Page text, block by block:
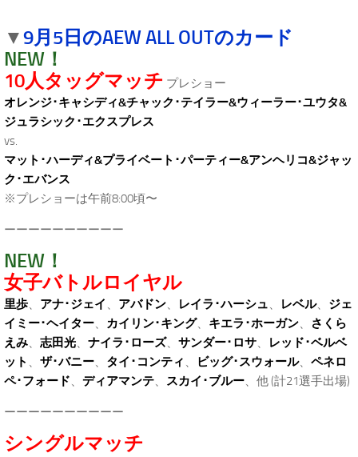
▼9月5日のAEW ALL OUTのカード
NEW！
10人タッグマッチ プレショー
オレンジ･キャシディ&チャック･テイラー&ウィーラー･ユウタ&
ジュラシック･エクスプレス
vs.
マット･ハーディ&プライベート･パーティー&アンヘリコ&ジャッ
ク･エバンス
※プレショーは午前8:00頃〜
ーーーーーーーーーー
NEW！
女子バトルロイヤル
里歩、 アナ･ジェイ 、 アバドン、 レイラ･ハーシュ、 レベル、 ジェ
イミー･ヘイター、 カイリン･キング、 キエラ･ホーガン、
さくら
えみ、 志田光、 ナイラ･ローズ、 サンダー･ロサ、
レッド･ベルベ
ット 、 ザ･バニー、 タイ･コンティ 、 ビッグ･スウォール、 ペネロ
ペ･フォード、 ディアマンテ、 スカイ･ブルー、他 (計21選手出場)
ーーーーーーーーーー
シングルマッチ